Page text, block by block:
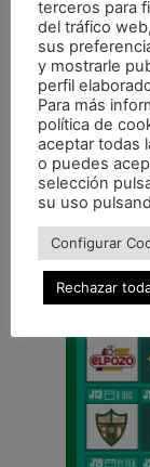
ANTERIOR
terceros para
del tráfico
sus
y mostrarle
perfil
Para más
política de
aceptar todas
o puedes
selección
su uso
Configurar
Rechazar